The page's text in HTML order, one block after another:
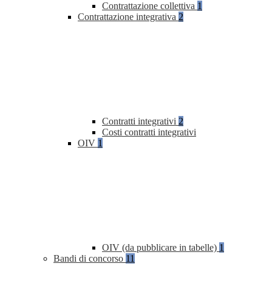
Contrattazione collettiva 1
Contrattazione integrativa 2
Contratti integrativi 2
Costi contratti integrativi
OIV 1
OIV (da pubblicare in tabelle) 1
Bandi di concorso 11